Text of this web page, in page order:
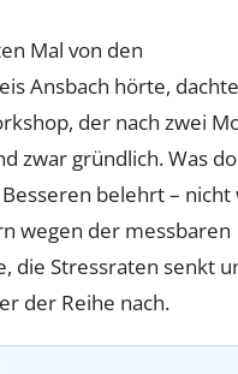
Mal von den
Ansbach hörte,
der nach zwei
zwar gründlich. Was
belehrt – nicht
wegen der messbaren
die Stressraten senkt
der Reihe nach.